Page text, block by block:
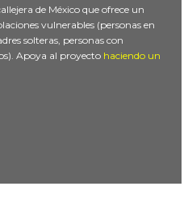
de México que ofrece un
vulnerables (personas en
solteras, personas con
Apoya al proyecto haciendo un